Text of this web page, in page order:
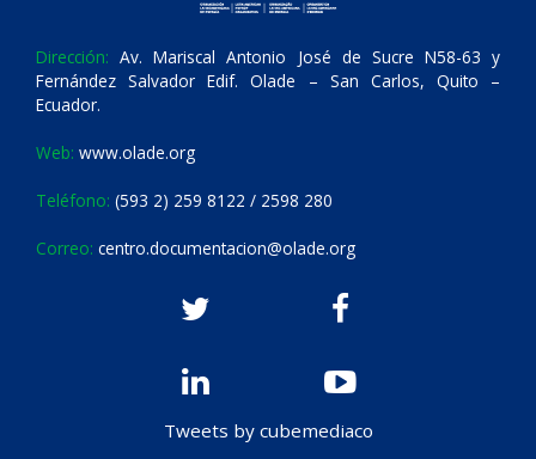
Dirección: Av. Mariscal Antonio José de Sucre N58-63 y
Fernández Salvador Edif. Olade – San Carlos, Quito –
Ecuador.
Web: www.olade.org
Teléfono: (593 2) 259 8122 / 2598 280
Correo: centro.documentacion@olade.org
Tweets by cubemediaco